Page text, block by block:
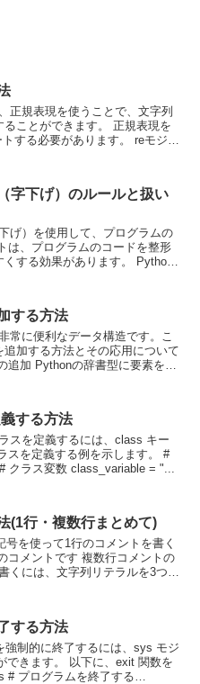
正規表現を使うことで、文字列
ことができます。 正規表現を
する必要があります。 reモジュ
字下げ）のルールと扱い
げ）を使用して、プログラムの
は、プログラムのコードを整形
する効果があります。 Python
する方法
常に便利なデータ構造です。こ
加する方法とその応用について
追加 Pythonの辞書型に要素を追
する方法
スを定義するには、class キー
スを定義する例を示します。 #
クラス変数 class_variable = "...
(1行・複数行まとめて)
を使って1行のコメントを書く
コメントです 複数行コメントの
くには、文字列リテラルを3つ連
する方法
制的に終了するには、sys モジ
できます。 以下に、exit 関数を
# プログラムを終了する